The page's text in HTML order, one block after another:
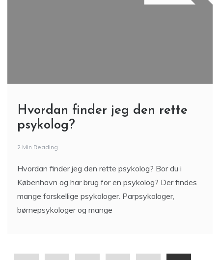
Hvordan finder jeg den rette
psykolog?
2 Min Reading
Hvordan finder jeg den rette psykolog? Bor du i
København og har brug for en psykolog? Der findes
mange forskellige psykologer. Parpsykologer,
børnepsykologer og mange